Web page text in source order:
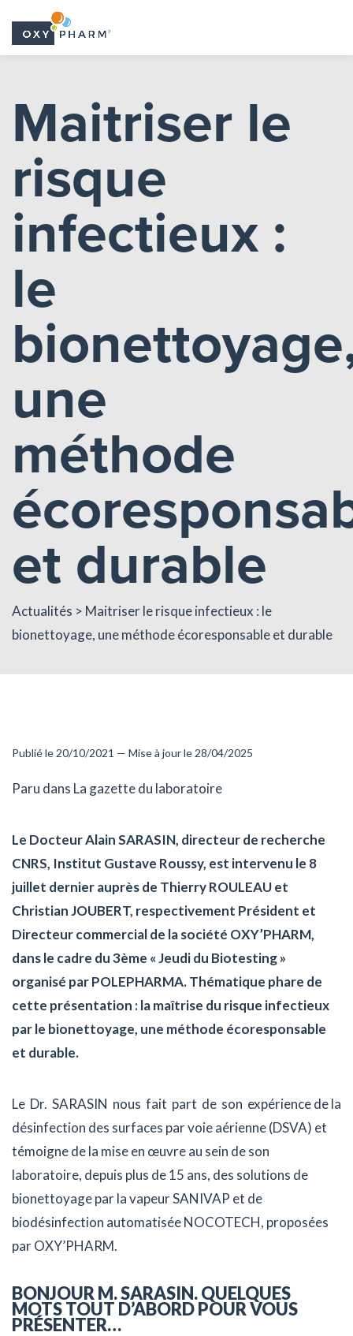
content
Maitriser le
risque
infectieux :
le
une
méthode
et durable
Actualités > Maitriser le risque infectieux : le
bionettoyage, une méthode écoresponsable et durable
Publié le 20/10/2021 — Mise à jour le 28/04/2025
Paru dans La gazette du laboratoire
Le Docteur Alain SARASIN, directeur de recherche
CNRS, Institut Gustave Roussy, est intervenu le 8
juillet dernier auprès de Thierry ROULEAU et
Christian JOUBERT, respectivement Président et
Directeur commercial de la société OXY’PHARM,
dans le cadre du 3ème « Jeudi du Biotesting »
organisé par POLEPHARMA. Thématique phare de
cette présentation : la maîtrise du risque infectieux
par le bionettoyage, une méthode écoresponsable
et durable.
Le Dr. SARASIN nous fait part de son expérience de la
désinfection des surfaces par voie aérienne (DSVA) et
témoigne de la mise en œuvre au sein de son
laboratoire, depuis plus de 15 ans, des solutions de
bionettoyage par la vapeur SANIVAP et de
biodésinfection automatisée NOCOTECH, proposées
par OXY’PHARM.
BONJOUR M. SARASIN. QUELQUES
MOTS TOUT D’ABORD POUR VOUS
PRÉSENTER…